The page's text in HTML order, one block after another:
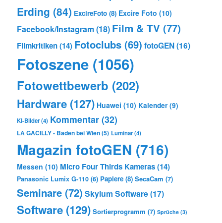
Erding (84) ExcireFoto (8) Excire Foto (10)
Facebook/Instagram (18) Film & TV (77)
Filmkritiken(14) Fotoclubs (69) fotoGEN(16)
Fotoszene (1056)
Fotowettbewerb (202)
Hardware (127) Huawei (10) Kalender (9)
KI-Bilder(4) Kommentar (32)
LA GACILLY - Baden bei Wien(5) Luminar(4)
Magazin fotoGEN (716)
Messen (10) Micro Four Thirds Kameras(14)
Panasonic Lumix G-110 (6) Papiere (8) SecaCam (7)
Seminare (72) Skylum Software(17)
Software (129) Sortierprogramm (7) Sprüche (3)